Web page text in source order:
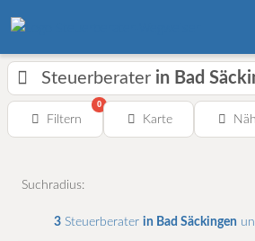
Steuerberater in Bad
Filtern
0
Karte
Suchradius:
3Steuerberater in Bad Säckingen